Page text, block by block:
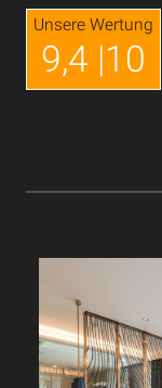
Unsere Wertung
9,4 |10